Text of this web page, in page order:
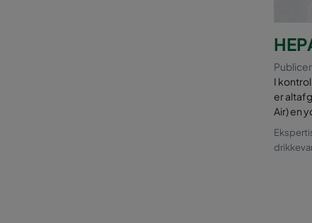
I
er
Air) en